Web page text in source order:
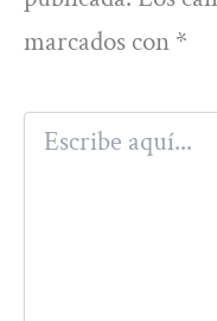
marcados con *
Escribe
aquí...